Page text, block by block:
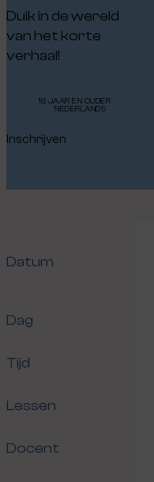
Duik in de wereld
van het korte
verhaal!
18 JAAR EN OUDER
NEDERLANDS
Inschrijven
Datum
Dag
Tijd
Lessen
Docent